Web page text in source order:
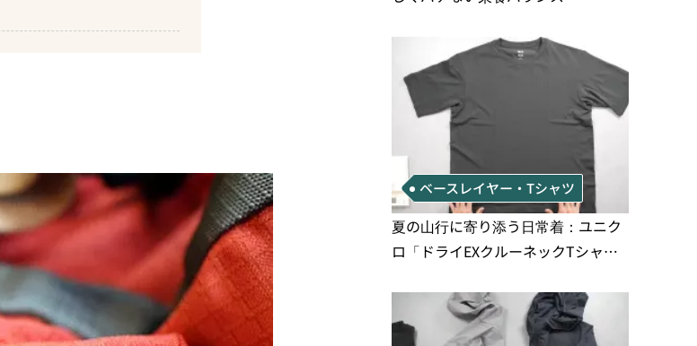
ベースレイヤー・Tシャツ
夏の山行に寄り添う日常着：ユニク
ロ「ドライEXクルーネックTシャ